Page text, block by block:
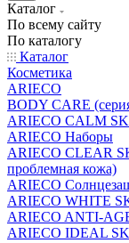
Каталог
По всему сайту
По каталогу
Каталог
Косметика
ARIECO
BODY CARE
ARIECO CALM
ARIECO Наборы
ARIECO CLEAR
проблемная кожа)
ARIECO
ARIECO WHITE
ARIECO ANTI-
ARIECO IDEAL